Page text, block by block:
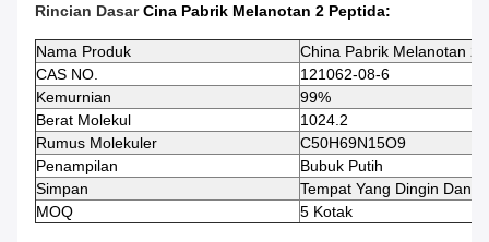
Rincian Dasar Cina Pabrik Melanotan 2 Peptida:
Nama Produk
China Pabrik Melanotan 2
CAS NO.
121062-08-6
Kemurnian
99%
Berat Molekul
1024.2
Rumus Molekuler
C50H69N15O9
Penampilan
Bubuk Putih
Simpan
Tempat Yang Dingin Dan
MOQ
5 Kotak